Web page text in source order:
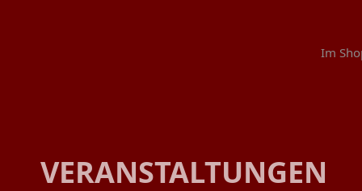
Im
VERANSTALTUNGEN